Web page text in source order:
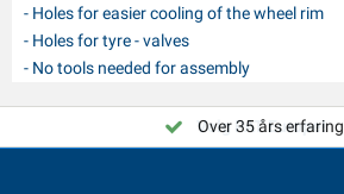
- Holes for easier cooling of the wheel rim
- Holes for tyre - valves
- No tools needed for assembly
Velg PAT Europe!
Over 35 års erfaring